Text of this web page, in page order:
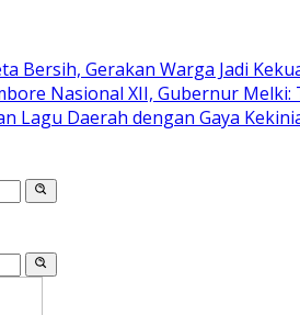
Bersih, Gerakan Warga Jadi
Nasional XII, Gubernur
Lagu Daerah dengan Gaya